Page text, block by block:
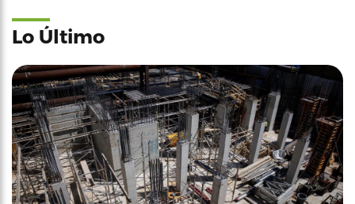
Lo Último